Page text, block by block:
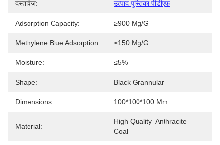
दस्तावेज़: उत्पाद पुस्तिका पीडीएफ
Adsorption Capacity: ≥900 Mg/g
Methylene Blue Adsorption: ≥150 Mg/g
Moisture: ≤5%
Shape: Black Grannular
Dimensions: 100*100*100 Mm
Material:
High Quality  Anthracite
Coal